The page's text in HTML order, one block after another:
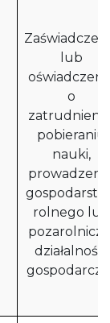
lub
o
pobieraniu
nauki,
rolnego lub
działalności